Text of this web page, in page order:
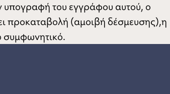
του εγγράφου αυτού, ο
προκαταβολή (αμοιβή δέσμευσης),η
συμφωνητικό.